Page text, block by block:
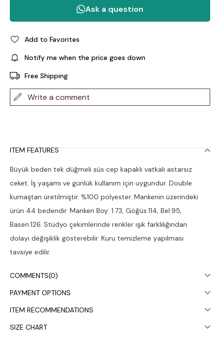
Add to Favorites
Notify me when the price goes down
Free Shipping
Write a comment
ITEM FEATURES
Büyük beden tek düğmeli süs cep kapaklı vatkalı astarsız
ceket. İş yaşamı ve günlük kullanım için uygundur. Double
kumaştan üretilmiştir. %100 polyester. Mankenin üzerindeki
ürün 44 bedendir. Manken Boy: 1.73, Göğüs:114, Bel:95,
Basen:126. Stüdyo çekimlerinde renkler ışık farklılığından
dolayı değişiklik gösterebilir. Kuru temizleme yapılması
tavsiye edilir.
COMMENTS(0)
PAYMENT OPTIONS
ITEM RECOMMENDATIONS
SIZE CHART